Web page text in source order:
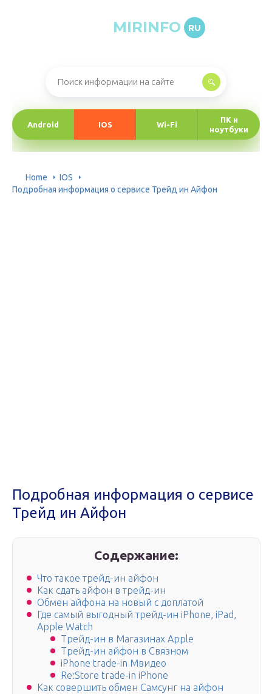
MIRINFO RU
Android IOS Wi-Fi
ПК и
ноутбуки
Home
IOS
Подробная информация о сервисе Трейд ин Айфон
Подробная информация о сервисе
Трейд ин Айфон
Содержание:
Что такое трейд-ин айфон
Как сдать айфон в трейд-ин
Обмен айфона на новый с доплатой
Где самый выгодный трейд-ин iPhone, iPad,
Apple Watch
Трейд-ин в Магазинах Apple
Трейд-ин айфон в Связном
iPhone trade-in Мвидео
Re:Store trade-in iPhone
Как совершить обмен Самсунг на айфон